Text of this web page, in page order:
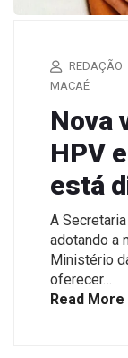
REDAÇÃO
MACAÉ
Nova
HPV
está
A
adotando a
Ministério
oferecer…
Read More